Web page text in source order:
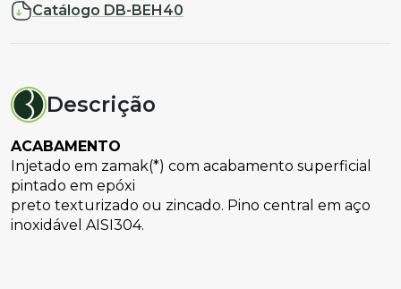
Catálogo DB-BEH40
Descrição
ACABAMENTO
Injetado em zamak(*) com acabamento superficial
pintado em epóxi
preto texturizado ou zincado. Pino central em aço
inoxidável AISI304.